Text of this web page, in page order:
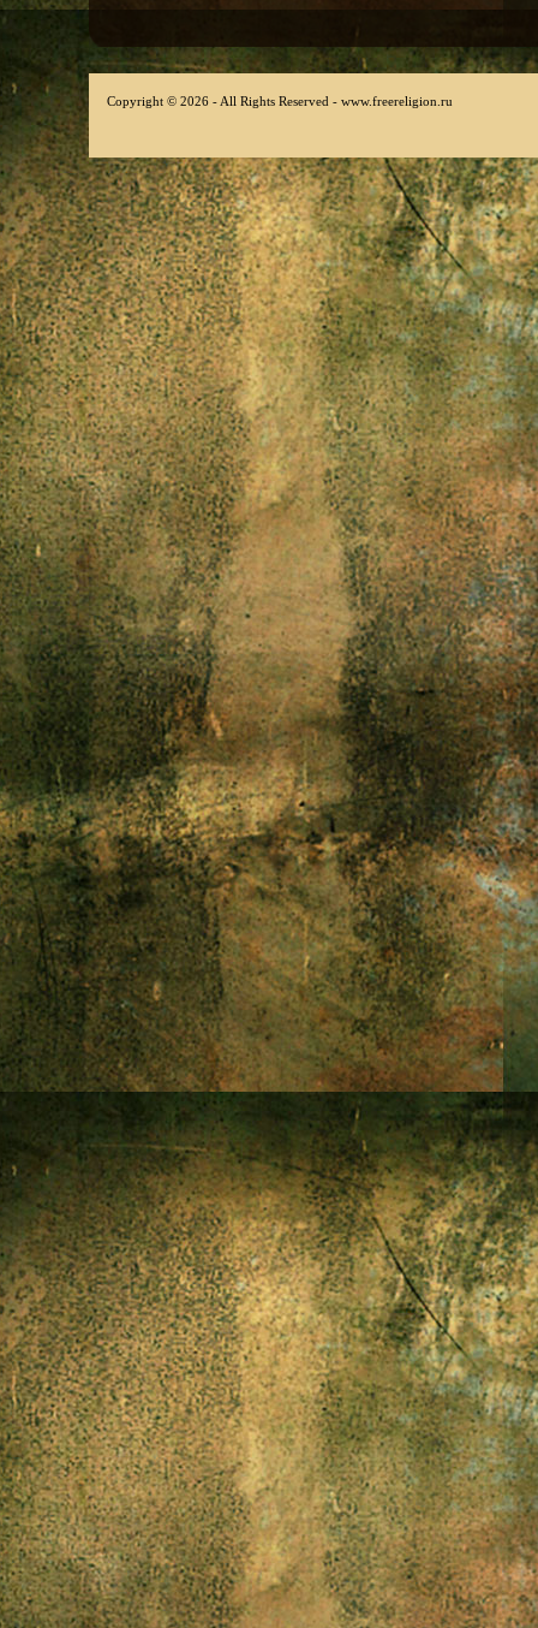
Copyright © 2026 - All Rights Reserved - www.freereligion.ru